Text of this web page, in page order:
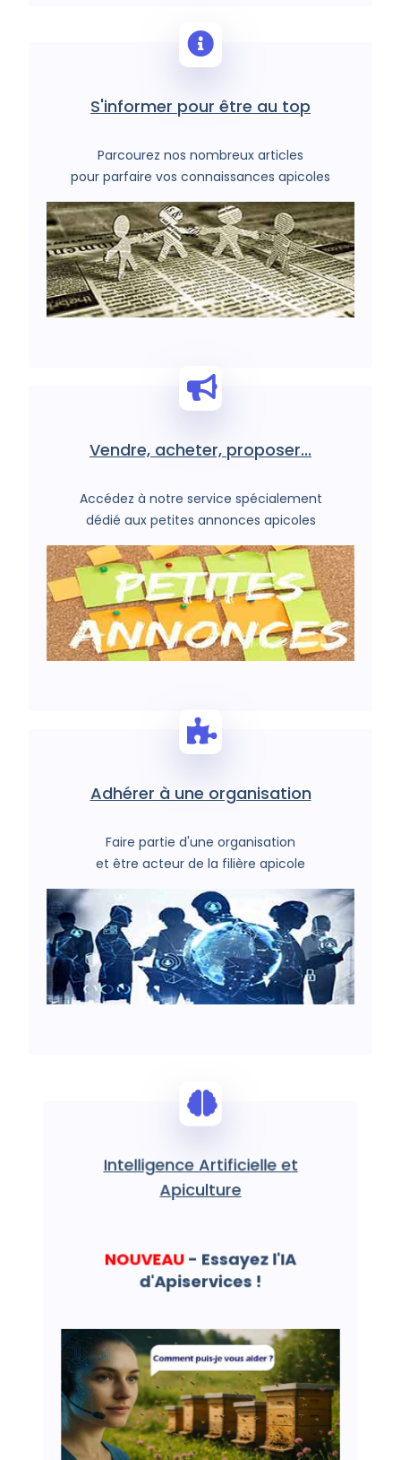
S'informer pour être au top
Parcourez nos nombreux articles
pour parfaire vos connaissances apicoles
Vendre, acheter, proposer...
Accédez à notre service spécialement
dédié aux petites annonces apicoles
Adhérer à une organisation
Faire partie d'une organisation
et être acteur de la filière apicole
Intelligence Artificielle et
Apiculture
NOUVEAU - Essayez l'IA
d'Apiservices !